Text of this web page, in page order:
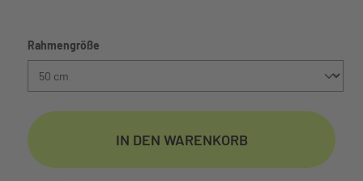
Rahmengröße
IN DEN WARENKORB